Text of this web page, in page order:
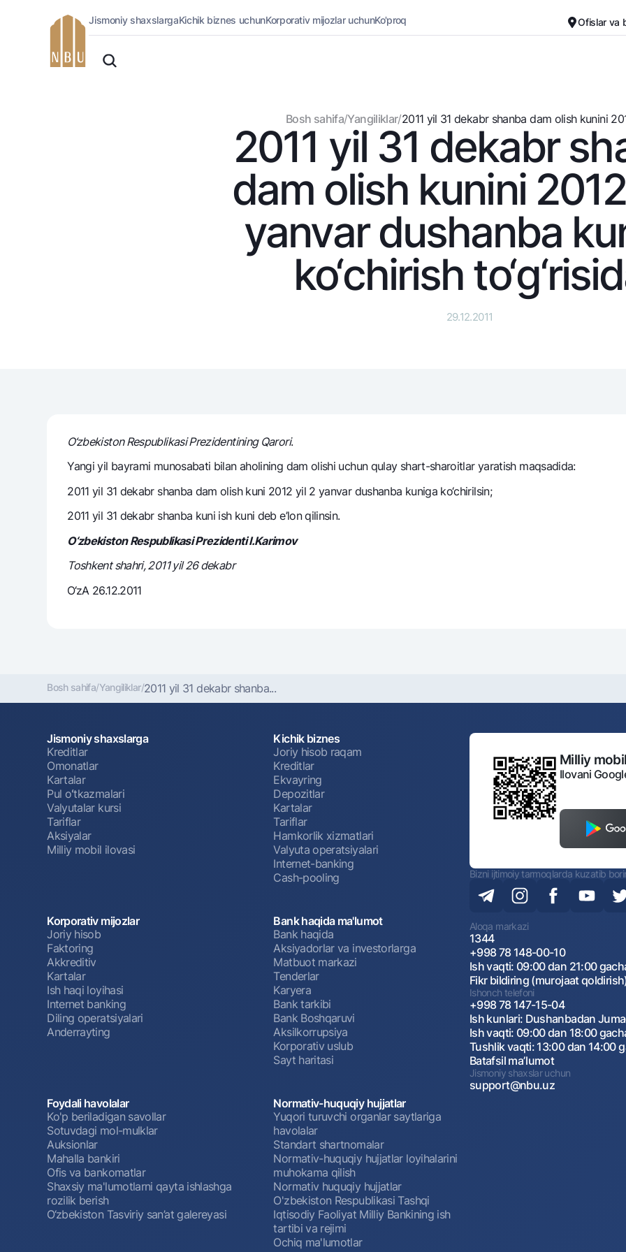
O'zbek Onlayn-bank
Jismoniy shaxslarga (Milliy)
Omonatlar
Hamma uchun
Jozibali
Vozmojno vse
Talab qilib olinguncha
Yevro
Hamma uchun USD uchun
Talab qilib olinguncha USD
Kartalar
Bepul
Premial
Sayohatchiga
UzCard/HUMO
Visa
Visa FIFA
Mastercard
Sayt bo‘yicha qidiring
Qidirish
Foydali havolalar
Ko'p beriladigan savollarMatbuot markazi
Bizni ijtimoiy tarmoqlarda kuzatib boring
Jismoniy shaxslargaKichik biznes uchunKorporativ mijozlar uchunKo'proq Ofislar va
Oq-qora versiya
Ovozni yoqish
Bosh sahifa/Yangiliklar/2011 yil 31 dekabr shanba dam olish kunini
2011 yil 31 dekabr
dam olish kunini
yanvar dushanba
ko‘chirish
29.12.2011
O‘zbekiston Respublikasi Prezidentining Qarori.
Yangi yil bayrami munosabati bilan aholining dam olishi uchun qulay shart-sharoitlar yaratish maqsadida:
2011 yil 31 dekabr shanba dam olish kuni 2012 yil 2 yanvar dushanba kuniga ko‘chirilsin;
2011 yil 31 dekabr shanba kuni ish kuni deb e’lon qilinsin.
O‘zbekiston Respublikasi Prezidenti I.Karimov
Toshkent shahri, 2011 yil 26 dekabr
O‘zA 26.12.2011
Bosh sahifa/Yangiliklar/2011 yil 31 dekabr shanba...
Jismoniy shaxslarga
Kreditlar
Omonatlar
Kartalar
Pul oʻtkazmalari
Valyutalar kursi
Tariflar
Aksiyalar
Milliy mobil ilovasi
Kichik biznes
Joriy hisob raqam
Kreditlar
Ekvayring
Depozitlar
Kartalar
Tariflar
Hamkorlik xizmatlari
Valyuta operatsiyalari
Internet-banking
Cash-pooling
Korporativ mijozlar
Joriy hisob
Faktoring
Akkreditiv
Kartalar
Ish haqi loyihasi
Internet banking
Diling operatsiyalari
Anderrayting
Bank haqida ma'lumot
Bank haqida
Aksiyadorlar va investorlarga
Matbuot markazi
Tenderlar
Karyera
Bank tarkibi
Bank Boshqaruvi
Aksilkorrupsiya
Korporativ uslub
Sayt haritasi
Foydali havolalar
Ko'p beriladigan savollar
Sotuvdagi mol-mulklar
Auksionlar
Mahalla bankiri
Ofis va bankomatlar
Shaxsiy ma'lumotlarni qayta ishlashga
rozilik berish
O‘zbekiston Tasviriy san’at galereyasi
Normativ-huquqiy hujjatlar
Yuqori turuvchi organlar saytlariga
havolalar
Standart shartnomalar
Normativ-huquqiy hujjatlar loyihalarini
muhokama qilish
Normativ huquqiy hujjatlar
O'zbekiston Respublikasi Tashqi
Iqtisodiy Faoliyat Milliy Bankining ish
tartibi va rejimi
Ochiq ma'lumotlar
Milliy
Ilovani
Bizni ijtimoiy tarmoqlarda kuzatib
Aloqa markazi
1344
+998 78 148-00-10
Ish vaqti: 09:00 dan 21:00
Fikr bildiring (murojaat
Ishonch telefoni
+998 78 147-15-04
Ish kunlari: Dushanbadan
Ish vaqti: 09:00 dan 18:00
Tushlik vaqti: 13:00 dan 14:00
Batafsil maʼlumot
Jismoniy shaxslar uchun
support@nbu.uz